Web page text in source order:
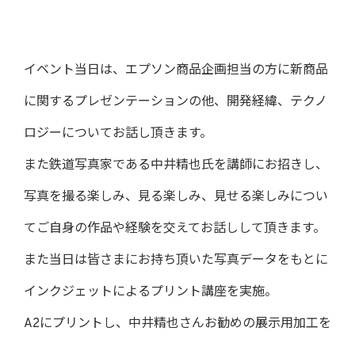
イベント当日は、エプソン商品企画担当の方に新商品
に関するプレゼンテーションの他、開発経緯、テクノ
ロジーについてお話し頂きます。
また鉄道写真家である中井精也氏を講師にお招きし、
写真を撮る楽しみ、見る楽しみ、見せる楽しみについ
てご自身の作品や経験を交えてお話しして頂きます。
また当日は皆さまにお持ち頂いた写真データをもとに
インクジェットによるプリント講座を実施。
A2にプリントし、中井精也さんお勧めの展示用加工を